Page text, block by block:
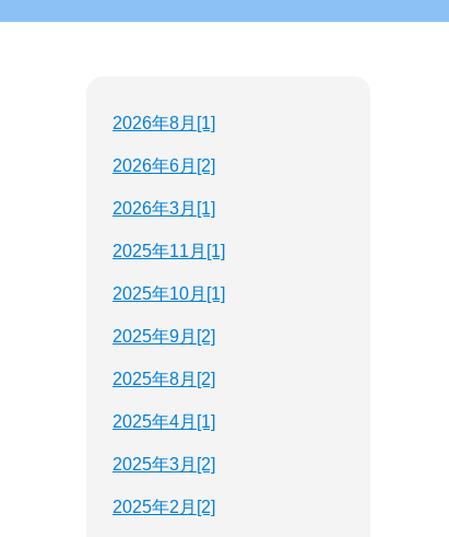
2026年8月[1]
2026年6月[2]
2026年3月[1]
2025年11月[1]
2025年10月[1]
2025年9月[2]
2025年8月[2]
2025年4月[1]
2025年3月[2]
2025年2月[2]